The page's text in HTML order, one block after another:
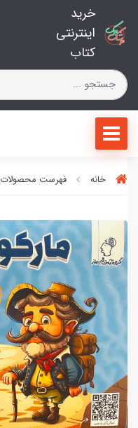
خرید
اینترنتی
کتاب
خانه فهرست محصولات